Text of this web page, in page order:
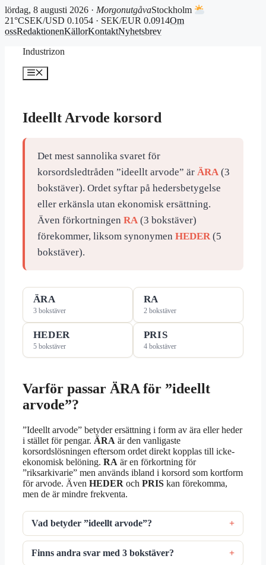
lördag, 8 augusti 2026 · MorgonutgåvaStockholm
21°CSEK/USD 0.1054 · SEK/EUR 0.0914Om
ossRedaktionenKällorKontaktNyhetsbrev
Industrizon
Meny
Ideellt Arvode korsord
Det mest sannolika svaret för
korsordsledtråden ”ideellt arvode” är ÄRA(3
bokstäver). Ordet syftar på hedersbetygelse
eller erkänsla utan ekonomisk ersättning.
Även förkortningen RA(3 bokstäver)
förekommer, liksom synonymen HEDER(5
bokstäver).
ÄRA
3 bokstäver
RA
2 bokstäver
HEDER
5 bokstäver
PRIS
4 bokstäver
Varför passar ÄRA för ”ideellt
arvode”?
”Ideellt arvode” betyder ersättning i form av ära eller heder
i stället för pengar. ÄRA är den vanligaste
korsordslösningen eftersom ordet direkt kopplas till icke-
ekonomisk belöning. RA är en förkortning för
”riksarkivarie” men används ibland i korsord som kortform
för arvode. Även HEDER och PRIS kan förekomma,
men de är mindre frekventa.
Vad betyder ”ideellt arvode”?
Finns andra svar med 3 bokstäver?